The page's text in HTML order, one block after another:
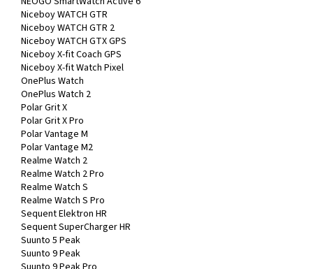
Niceboy WATCH GTR
Niceboy WATCH GTR 2
Niceboy WATCH GTX GPS
Niceboy X-fit Coach GPS
Niceboy X-fit Watch Pixel
OnePlus Watch
OnePlus Watch 2
Polar Grit X
Polar Grit X Pro
Polar Vantage M
Polar Vantage M2
Realme Watch 2
Realme Watch 2 Pro
Realme Watch S
Realme Watch S Pro
Sequent Elektron HR
Sequent SuperCharger HR
Suunto 5 Peak
Suunto 9 Peak